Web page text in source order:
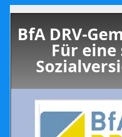
BfA DRV-
Für